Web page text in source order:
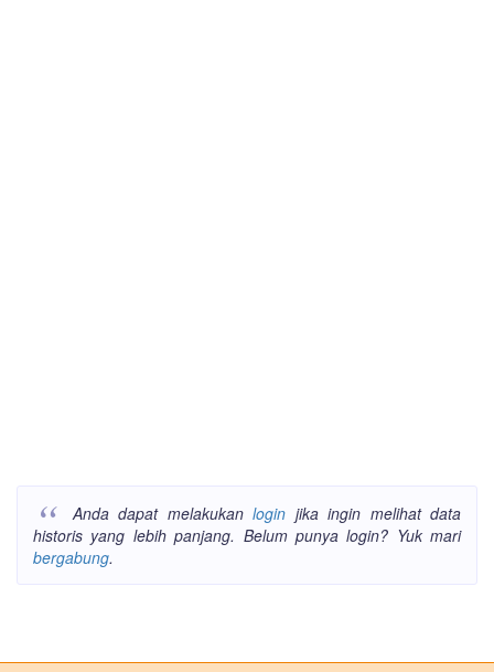
Anda dapat melakukanlogin jika ingin melihat data
historis yang lebih panjang. Belum punya login? Yuk mari
bergabung.